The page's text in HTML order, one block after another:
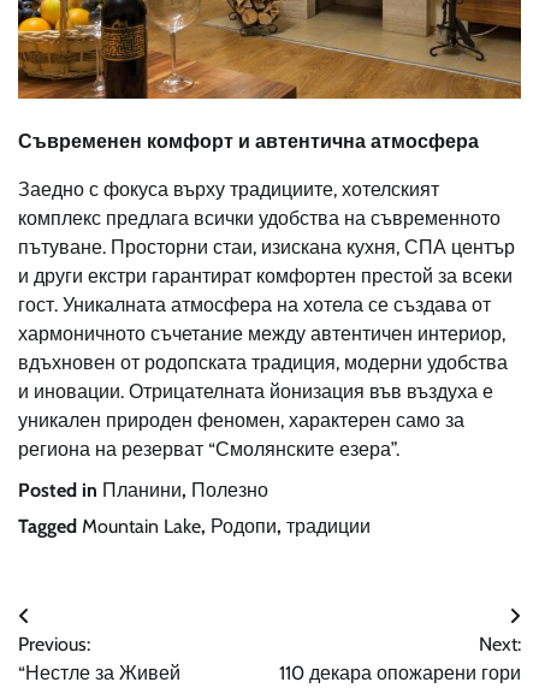
Съвременен комфорт и автентична атмосфера
Заедно с фокуса върху традициите, хотелският
комплекс предлага всички удобства на съвременното
пътуване. Просторни стаи, изискана кухня, СПА център
и други екстри гарантират комфортен престой за всеки
гост. Уникалната атмосфера на хотела се създава от
хармоничното съчетание между автентичен интериор,
вдъхновен от родопската традиция, модерни удобства
и иновации. Отрицателната йонизация във въздуха е
уникален природен феномен, характерен само за
региона на резерват “Смолянските езера”.
Posted in Планини, Полезно
Tagged Mountain Lake, Родопи, традиции
Навигация
Previous:
“Нестле за Живей
Next:
110 декара опожарени гори